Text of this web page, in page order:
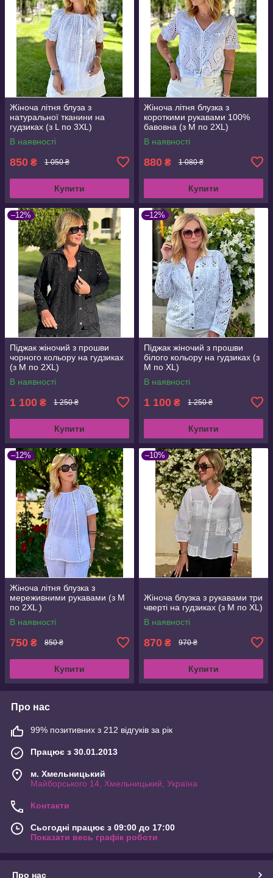
Жіноча літня блуза з
натуральної тканини на
гудзиках (з L по 3XL)
В наявності
850 ₴ 1 050 ₴
Купити
Жіноча літня блузка з
короткими рукавами 100%
бавовна (з M по 2XL)
В наявності
880 ₴ 1 080 ₴
Купити
–12%
Піджак жіночий з прошви
чорного кольору на гудзиках
(з M по 2XL)
В наявності
1 100 ₴ 1 250 ₴
Купити
–12%
Піджак жіночий з прошви
білого кольору на гудзиках (з
M по XL)
В наявності
1 100 ₴ 1 250 ₴
Купити
–12%
Жіноча літня блузка з
мереживними рукавами (з M
по 2XL )
В наявності
750 ₴ 850 ₴
Купити
–10%
Жіноча блузка з рукавами три
чверті на гудзиках (з M по XL)
В наявності
870 ₴ 970 ₴
Купити
Про нас
99% позитивних з 212 відгуків за рік
Працює з 30.01.2013
м. Хмельницький
Майборського 14, Хмельницький, Україна
Контакти
Сьогодні працює з 09:00 до 17:00
Показати весь графік роботи
Про нас